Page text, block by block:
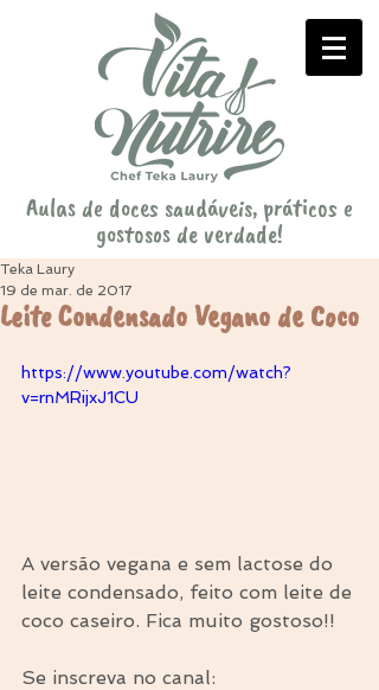
Aulas de doces saudáveis, práticos e
gostosos de verdade!
Leite Condensado Vegano de Coco
Teka Laury
19 de mar. de 2017
https://www.youtube.com/watch?
v=rnMRijxJ1CU
A versão vegana e sem lactose do
leite condensado, feito com leite de
coco caseiro. Fica muito gostoso!!
Se inscreva no canal: